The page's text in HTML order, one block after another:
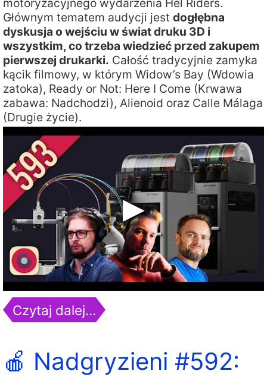
motoryzacyjnego wydarzenia Hel Riders.
Głównym tematem audycji jest dogłębna
dyskusja o wejściu w świat druku 3D i
wszystkim, co trzeba wiedzieć przed zakupem
pierwszej drukarki. Całość tradycyjnie zamyka
kącik filmowy, w którym Widow’s Bay (Wdowia
zatoka), Ready or Not: Here I Come (Krwawa
zabawa: Nadchodzi), Alienoid oraz Calle Málaga
(Drugie życie).
Czytaj dalej…
🍎 Nadgryzieni #592: